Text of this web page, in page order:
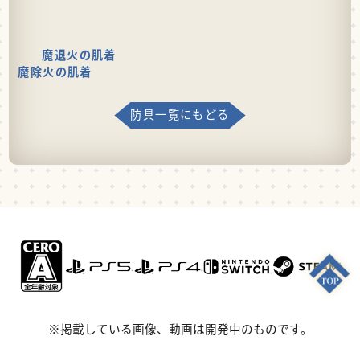
魔退火の肌着
魔除火の肌着
防具一覧にもどる
※掲載している画像、動画は開発中のものです。